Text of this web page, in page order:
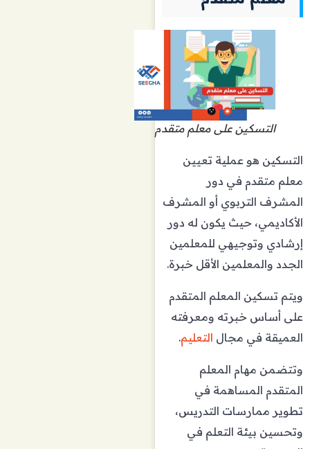
التسكين على معلم متقدم
التسكين هو عملية تعيين
معلم متقدم في دور
المشرف التربوي أو المشرف
الأكاديمي، حيث يكون له دور
إرشادي وتوجيهي للمعلمين
الجدد والمعلمين الأقل خبرة.
ويتم تسكين المعلم المتقدم
على أساس خبرته ومعرفته
العميقة في مجال التعليم.
وتتضمن مهام المعلم
المتقدم المساهمة في
تطوير ممارسات التدريس،
وتحسين بيئة التعلم في